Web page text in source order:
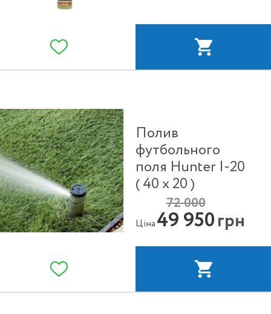
Полив
футбольного
поля Hunter I-20
( 40 х 20 )
Ціна
72 000
49 950грн